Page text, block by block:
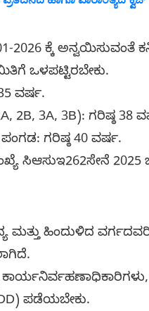
2026 ಕ್ಕೆ ಅನ್ವಯಿಸುವಂತೆ
ಒಳಪಟ್ಟಿರಬೇಕು.
ವರ್ಷ.
2B, 3A, 3B): ಗರಿಷ್ಠ 38
ಗರಿಷ್ಠ 40 ವರ್ಷ.
ಸಿಆಸುಇ262ಸೇನೆ
ಮತ್ತು ಹಿಂದುಳಿದ
ಪಡೆಯಬೇಕು.